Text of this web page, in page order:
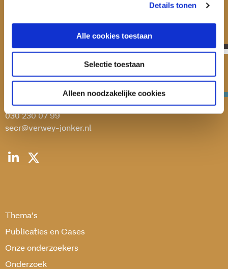
Details tonen
Alle cookies toestaan
Selectie toestaan
Alleen noodzakelijke cookies
Verwey-Jonker Instituut
Giessenplein 59 C
3522 KE Utrecht
030 230 07 99
secr@verwey-jonker.nl
Thema’s
Publicaties en Cases
Onze onderzoekers
Onderzoek